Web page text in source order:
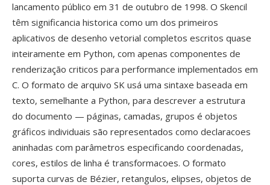
lancamento público em 31 de outubro de 1998. O Skencil
têm significancia historica como um dos primeiros
aplicativos de desenho vetorial completos escritos quase
inteiramente em Python, com apenas componentes de
renderização criticos para performance implementados em
C. O formato de arquivo SK usá uma sintaxe baseada em
texto, semelhante a Python, para descrever a estrutura
do documento — páginas, camadas, grupos é objetos
gráficos individuais são representados como declaracoes
aninhadas com parâmetros especificando coordenadas,
cores, estilos de linha é transformacoes. O formato
suporta curvas de Bézier, retangulos, elipses, objetos de